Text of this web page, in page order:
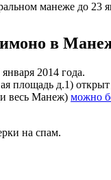
манеже до
в
2014 года.
д.1)
весь Манеж) можно
на спам.